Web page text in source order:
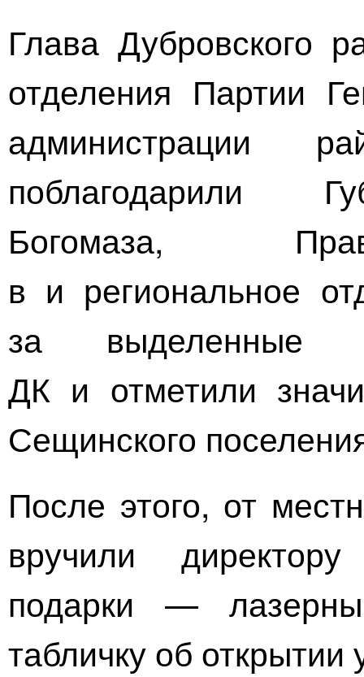
Глава Дубровского
отделения Партии
администрации
поблагодарили
Богомаза,
в и региональное
за выделенные
ДК и отметили
Сещинского
После этого, от
вручили
подарки —
табличку об